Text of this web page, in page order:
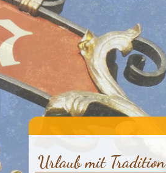
Urlaub mit Tradition